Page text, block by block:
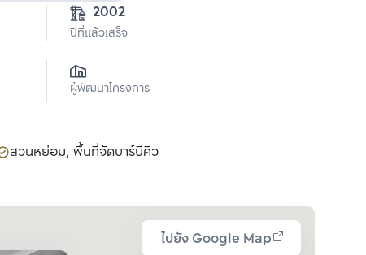
2002
ปีที่แล้วเสร็จ
ผู้พัฒนาโครงการ
สวนหย่อม, พื้นที่จัดบาร์บีคิว
ไปยัง Google Map